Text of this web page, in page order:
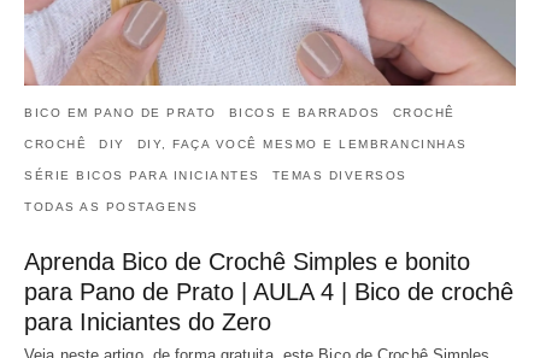
BICO EM PANO DE PRATO BICOS E BARRADOS CROCHÊ
CROCHÊ DIY DIY, FAÇA VOCÊ MESMO E LEMBRANCINHAS
SÉRIE BICOS PARA INICIANTES TEMAS DIVERSOS
TODAS AS POSTAGENS
Aprenda Bico de Crochê Simples e bonito
para Pano de Prato | AULA 4 | Bico de crochê
para Iniciantes do Zero